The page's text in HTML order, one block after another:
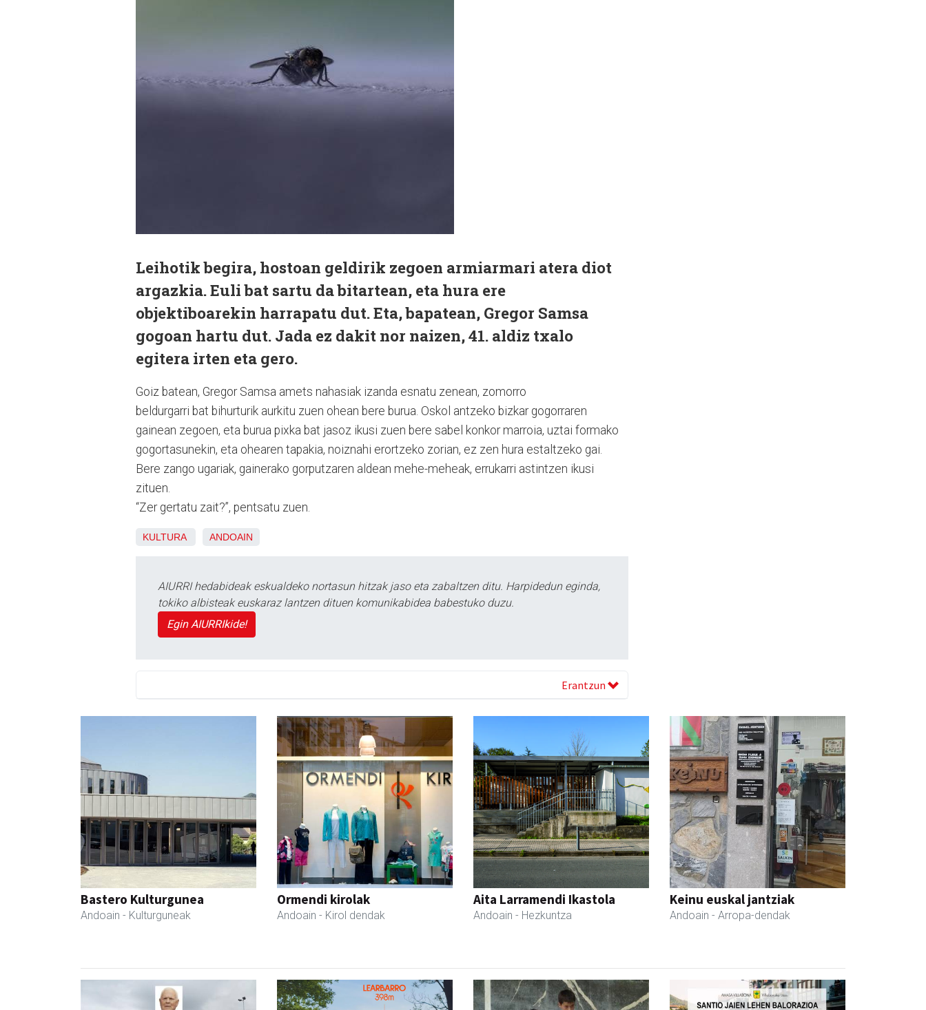
Leihotik begira, hostoan geldirik zegoen armiarmari atera diot
argazkia. Euli bat sartu da bitartean, eta hura ere
objektiboarekin harrapatu dut. Eta, bapatean, Gregor Samsa
gogoan hartu dut. Jada ez dakit nor naizen, 41. aldiz txalo
egitera irten eta gero.
Goiz batean, Gregor Samsa amets nahasiak izanda esnatu zenean, zomorro
beldurgarri bat bihurturik aurkitu zuen ohean bere burua. Oskol antzeko bizkar gogorraren
gainean zegoen, eta burua pixka bat jasoz ikusi zuen bere sabel konkor marroia, uztai formako
gogortasunekin, eta ohearen tapakia, noiznahi erortzeko zorian, ez zen hura estaltzeko gai.
Bere zango ugariak, gainerako gorputzaren aldean mehe-meheak, errukarri astintzen ikusi
zituen.
“Zer gertatu zait?”, pentsatu zuen.
KULTURA ANDOAIN
AIURRI hedabideak eskualdeko nortasun hitzak jaso eta zabaltzen ditu. Harpidedun eginda,
tokiko albisteak euskaraz lantzen dituen komunikabidea babestuko duzu.
Egin AIURRIkide!
Erantzun
Bastero Kulturgunea
Andoain - Kulturguneak
Ormendi kirolak
Andoain - Kirol dendak
Aita Larramendi Ikastola
Andoain - Hezkuntza
Keinu euskal jantziak
Andoain - Arropa-dendak